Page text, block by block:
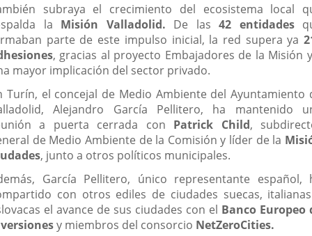
subraya el crecimiento del ecosistema local
la Misión Valladolid. De las 42 entidades
parte de este impulso inicial, la red supera ya
, gracias al proyecto Embajadores de la Misión
mayor implicación del sector privado.
Turín, el concejal de Medio Ambiente del Ayuntamiento
Alejandro García Pellitero, ha mantenido
a puerta cerrada con Patrick Child,
de Medio Ambiente de la Comisión y líder de la
, junto a otros políticos municipales.
García Pellitero, único representante español,
con otros ediles de ciudades suecas,
el avance de sus ciudades con el Banco Europeo
y miembros del consorcio NetZeroCities.